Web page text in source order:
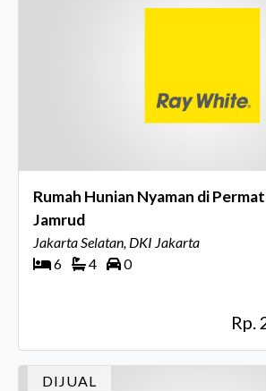
Rumah Hunian Nyaman di
Jamrud
Jakarta Selatan, DKI Jakarta
6
4 0
Rp.
DIJUAL